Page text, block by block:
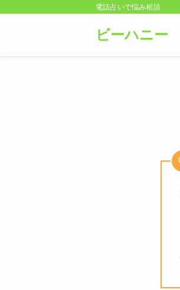
電話占いで悩み相談
ビーハニー